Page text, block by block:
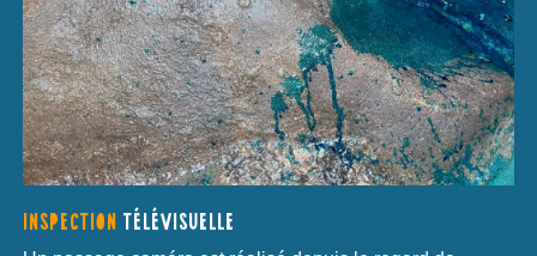
INSPECTION TÉLÉVISUELLE